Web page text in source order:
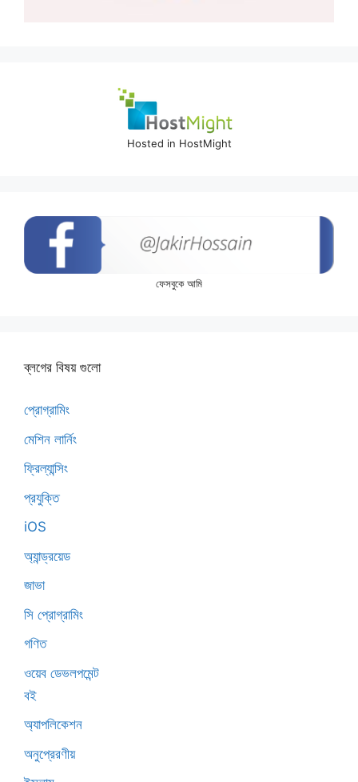
Hosted in HostMight
ফেসবুকে আমি
ব্লগের বিষয় গুলো
প্রোগ্রামিং
মেশিন লার্নিং
ফ্রিল্যান্সিং
প্রযুক্তি
iOS
অ্যান্ড্রয়েড
জাভা
সি প্রোগ্রামিং
গণিত
ওয়েব ডেভলপমেন্ট
বই
অ্যাপলিকেশন
অনুপ্রেরণীয়